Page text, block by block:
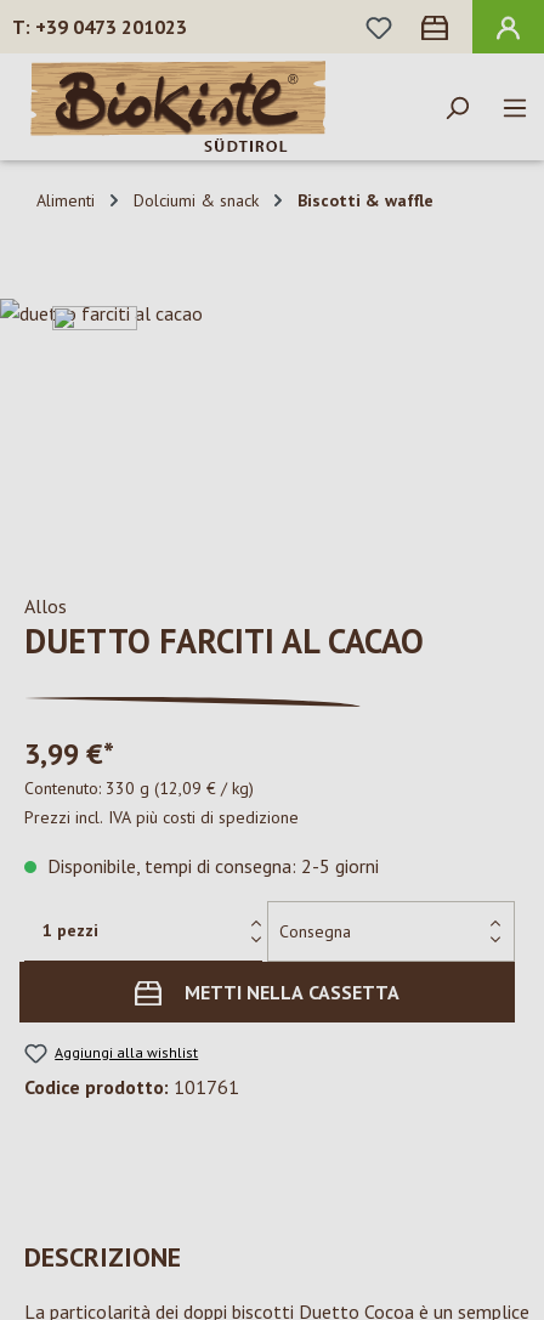
Passa al contenuto principale
+39 0473 201023
HAI 0 ARTICOLI
Alimenti Dolciumi & snack Biscotti & waffle
Salta la galleria di immagini
Allos
DUETTO FARCITI AL CACAO
3,99 €*
Contenuto: 330 g (12,09 € / kg)
Prezzi incl. IVA più costi di spedizione
Disponibile, tempi di consegna: 2-5 giorni
METTI NELLA CASSETTA
Aggiungi alla wishlist
Codice prodotto: 101761
DESCRIZIONE
La particolarità dei doppi biscotti Duetto Cocoa è un semplice